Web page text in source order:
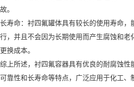
故。
长寿命：衬四氟罐体具有较长的使用寿命，
行，并且不会因为长期使用而产生腐蚀和老
更换成本。
综上所述，衬四氟容器具有优良的耐腐蚀性
可靠性和长寿命等特点，广泛应用于化工